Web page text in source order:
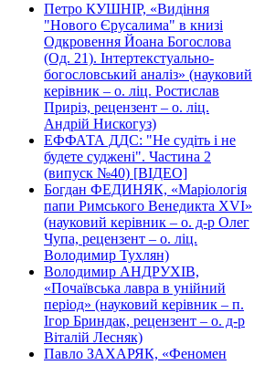
Петро КУШНІР, «Видіння
"Нового Єрусалима" в книзі
Одкровення Йоана Богослова
(Од. 21). Інтертекстуально-
богословський аналіз» (науковий
керівник – о. ліц. Ростислав
Приріз, рецензент – о. ліц.
Андрій Нискогуз)
ЕФФАТА ДДС: "Не судіть і не
будете суджені". Частина 2
(випуск №40) [ВІДЕО]
Богдан ФЕДИНЯК, «Маріологія
папи Римського Венедикта XVI»
(науковий керівник – о. д-р Олег
Чупа, рецензент – о. ліц.
Володимир Тухлян)
Володимир АНДРУХІВ,
«Почаївська лавра в унійний
період» (науковий керівник – п.
Ігор Бриндак, рецензент – о. д-р
Віталій Лесняк)
Павло ЗАХАРЯК, «Феномен